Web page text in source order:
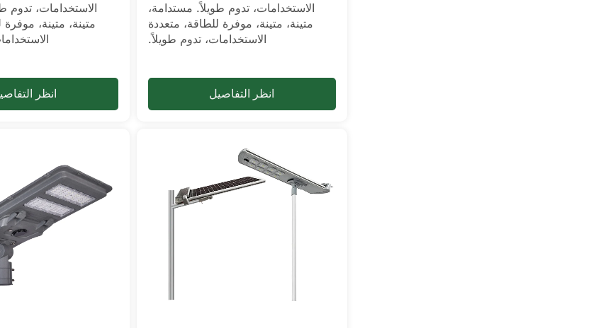
الاستخدامات، تدوم طويلاً. مستدامة،
متينة، متينة، موفرة للطاقة، متعددة
الاستخدامات، تدوم طويلاً.
انظر التفاصيل
الاستخدامات، تدوم
متينة، متينة،
انظر